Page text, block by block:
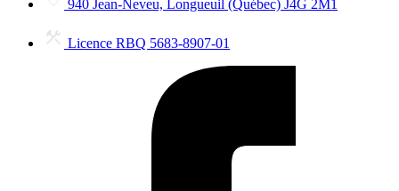
940 Jean-Neveu, Longueuil (Québec) J4G 2M1
Licence RBQ 5683-8907-01